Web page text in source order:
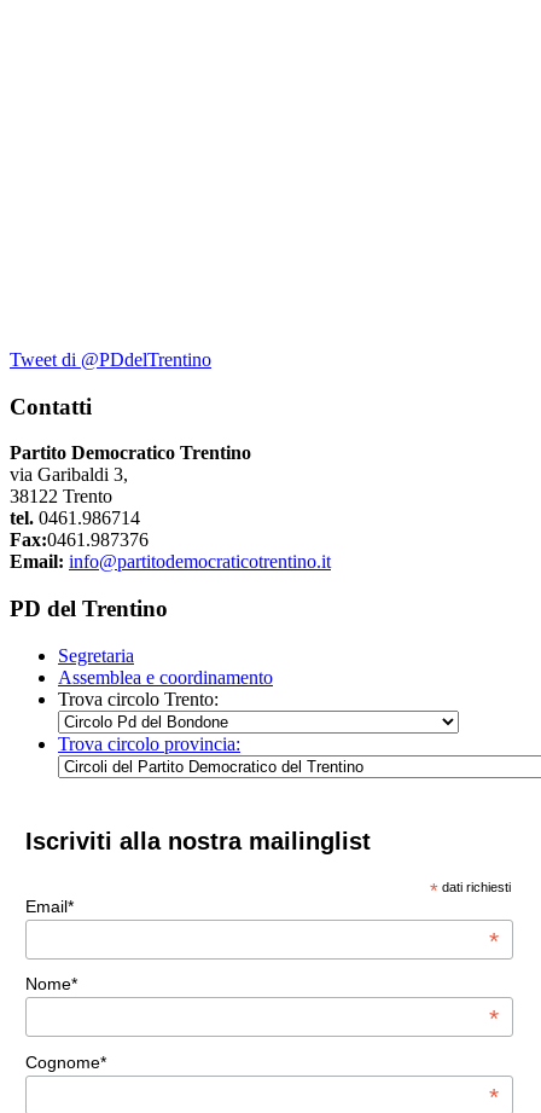
Tweet di @PDdelTrentino
Contatti
Partito Democratico Trentino
via Garibaldi 3,
38122 Trento
tel. 0461.986714
Fax:0461.987376
Email: info@partitodemocraticotrentino.it
PD del Trentino
Segretaria
Assemblea e coordinamento
Trova circolo Trento:
Trova circolo provincia:
Iscriviti alla nostra mailinglist
* dati richiesti
Email*
*
Nome*
*
Cognome*
*